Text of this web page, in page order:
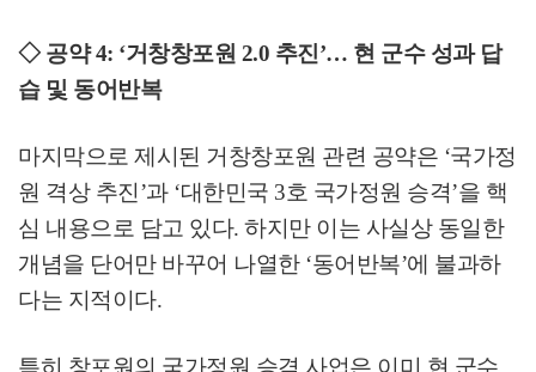
◇ 공약4: ‘거창창포원 2.0 추진’… 현 군수 성과 답
습 및 동어반복
마지막으로 제시된 거창창포원 관련 공약은 ‘국가정
원 격상 추진’과 ‘대한민국 3호 국가정원 승격’을 핵
심 내용으로 담고 있다. 하지만 이는 사실상 동일한
개념을 단어만 바꾸어 나열한 ‘동어반복’에 불과하
다는 지적이다.
특히 창포원의 국가정원 승격 사업은 이미 현 군수